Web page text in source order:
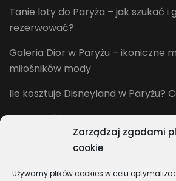
Zarządzaj zgodami
cookie
Używamy plików cookies w celu
Tanie loty do Paryża – jak szukać i
rezerwować?
Galeria Dior w Paryżu – ikoniczne
miłośników mody
Ile kosztuje Disneyland w Paryżu?
Gdzie zjeść w Disneylandzie w